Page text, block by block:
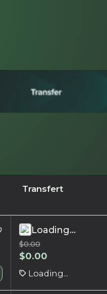
Transfert
Loading...
$0.00
$0.00
Loading...